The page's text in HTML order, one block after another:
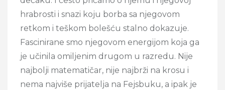
hrabrosti i snazi koju borba sa njegovom
retkom i teškom bolešću stalno dokazuje.
Fascinirane smo njegovom energijom koja ga
je učinila omiljenim drugom u razredu. Nije
najbolji matematičar, nije najbrži na krosu i
nema najviše prijatelja na Fejsbuku, a ipak je